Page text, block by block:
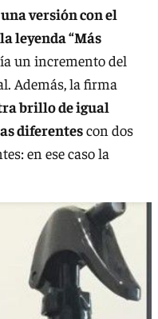
una versión con el
leyenda “Más
un incremento del
Además, la firma
brillo de igual
diferentescon dos
en ese caso la